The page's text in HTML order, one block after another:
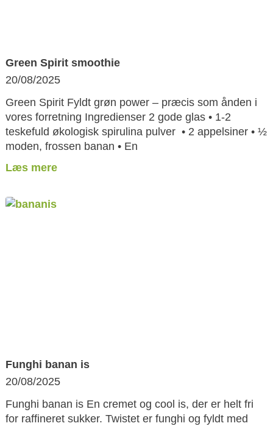
Green Spirit smoothie
20/08/2025
Green Spirit Fyldt grøn power – præcis som ånden i
vores forretning Ingredienser 2 gode glas • 1-2
teskefuld økologisk spirulina pulver • 2 appelsiner • ½
moden, frossen banan • En
Læs mere
Funghi banan is
20/08/2025
Funghi banan is En cremet og cool is, der er helt fri
for raffineret sukker. Twistet er funghi og fyldt med